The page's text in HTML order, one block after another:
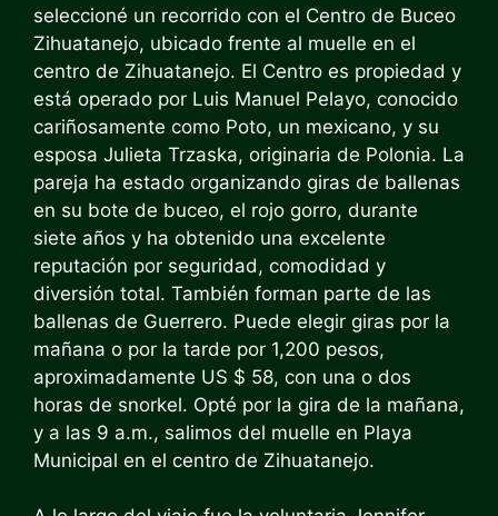
seleccioné un recorrido con el Centro de Buceo
Zihuatanejo, ubicado frente al muelle en el
centro de Zihuatanejo. El Centro es propiedad y
está operado por Luis Manuel Pelayo, conocido
cariñosamente como Poto, un mexicano, y su
esposa Julieta Trzaska, originaria de Polonia. La
pareja ha estado organizando giras de ballenas
en su bote de buceo, el rojo gorro, durante
siete años y ha obtenido una excelente
reputación por seguridad, comodidad y
diversión total. También forman parte de las
ballenas de Guerrero. Puede elegir giras por la
mañana o por la tarde por 1,200 pesos,
aproximadamente US $ 58, con una o dos
horas de snorkel. Opté por la gira de la mañana,
y a las 9 a.m., salimos del muelle en Playa
Municipal en el centro de Zihuatanejo.